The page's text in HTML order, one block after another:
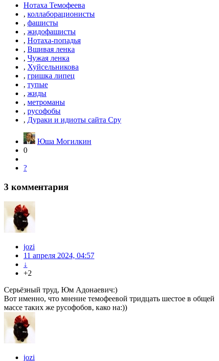
Нотаха Темофеева
, коллаборационисты
, фашисты
, жидофашисты
, Нотаха-попадья
, Вшивая ленка
, Чужая ленка
, Хуйсельникова
, гришка липец
, тупые
, жиды
, метроманы
, русофобы
, Дураки и идиоты сайта Сру
Юша Могилкин
0
?
3 комментария
jozi
11 апреля 2024, 04:57
↓
+2
Серьёзный труд, Юм Адонаевич:)
Вот именно, что мнение темофеевой тридцать шестое в общей
массе таких же русофобов, како на:))
jozi